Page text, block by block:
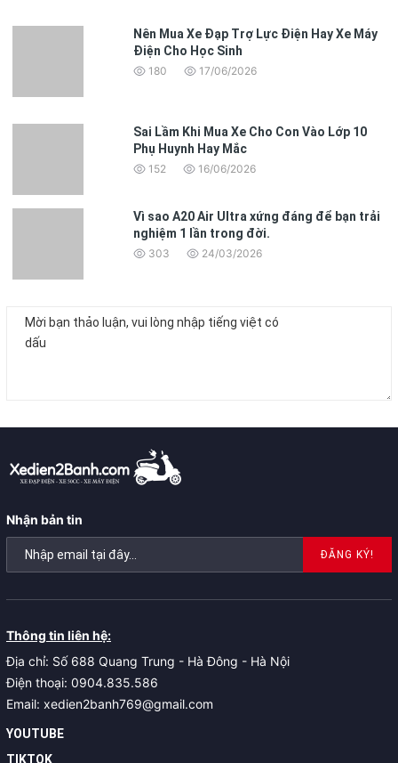
Nên Mua Xe Đạp Trợ Lực Điện Hay Xe Máy
Điện Cho Học Sinh
180 17/06/2026
Sai Lầm Khi Mua Xe Cho Con Vào Lớp 10
Phụ Huynh Hay Mắc
152 16/06/2026
Vì sao A20 Air Ultra xứng đáng để bạn trải
nghiệm 1 lần trong đời.
303 24/03/2026
Nhận bản tin
ĐĂNG KÝ!
Thông tin liên hệ:
Địa chỉ: Số 688 Quang Trung - Hà Đông - Hà Nội
Điện thoại: 0904.835.586
Email: xedien2banh769@gmail.com
YOUTUBE
TIKTOK